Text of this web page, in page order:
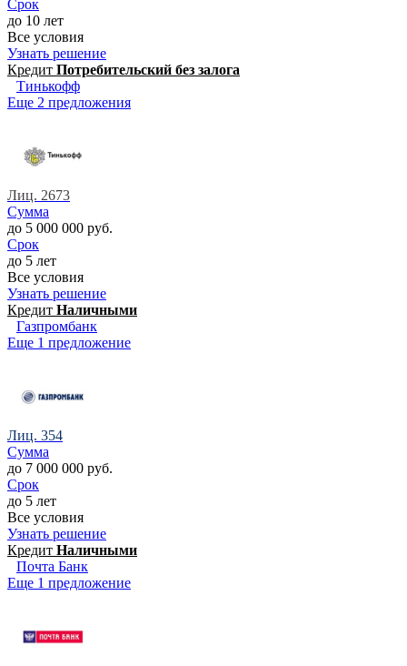
Срок
до 10 лет
Все условия
Узнать решение
Кредит Потребительский без залога
Тинькофф
Еще 2 предложения
Лиц. 2673
Сумма
до 5 000 000 руб.
Срок
до 5 лет
Все условия
Узнать решение
Кредит Наличными
Газпромбанк
Еще 1 предложение
Лиц. 354
Сумма
до 7 000 000 руб.
Срок
до 5 лет
Все условия
Узнать решение
Кредит Наличными
Почта Банк
Еще 1 предложение